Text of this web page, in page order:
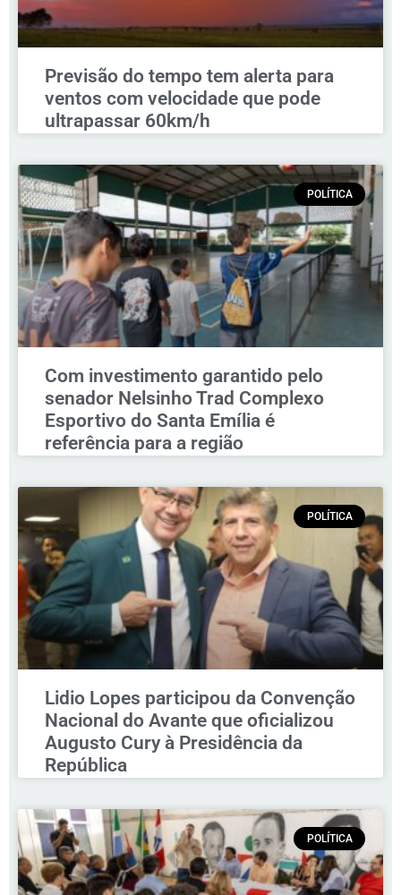
Previsão do tempo tem alerta para
ventos com velocidade que pode
ultrapassar 60km/h
POLÍTICA
Com investimento garantido pelo
senador Nelsinho Trad Complexo
Esportivo do Santa Emília é
referência para a região
POLÍTICA
Lidio Lopes participou da Convenção
Nacional do Avante que oficializou
Augusto Cury à Presidência da
República
POLÍTICA